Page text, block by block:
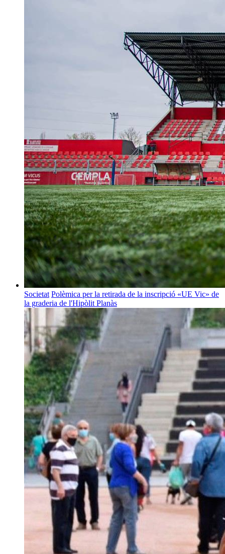
Societat Polèmica per la retirada de la inscripció «UE Vic» de
la graderia de l'Hipòlit Planàs